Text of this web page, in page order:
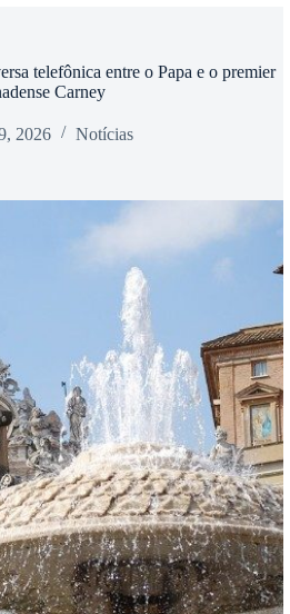
telefônica entre o Papa e o premier
Carney
2026 Notícias